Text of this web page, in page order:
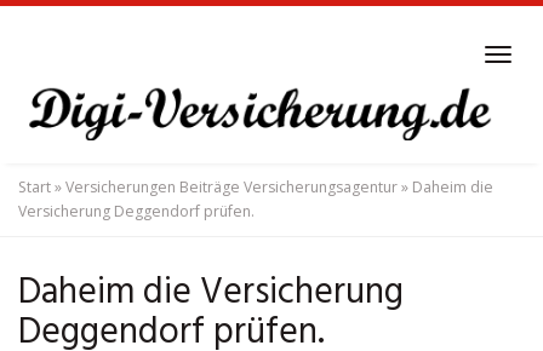
main
content
Start»Versicherungen Beiträge Versicherungsagentur» Daheim die
Versicherung Deggendorf prüfen.
Daheim die Versicherung
Deggendorf prüfen.